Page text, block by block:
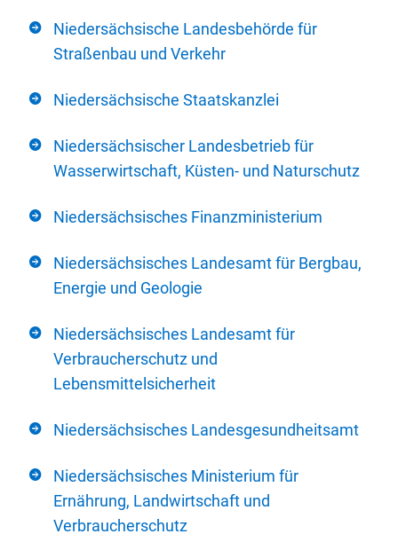
Niedersächsische Landesbehörde für
Straßenbau und Verkehr
Niedersächsische Staatskanzlei
Niedersächsischer Landesbetrieb für
Wasserwirtschaft, Küsten- und Naturschutz
Niedersächsisches Finanzministerium
Niedersächsisches Landesamt für Bergbau,
Energie und Geologie
Niedersächsisches Landesamt für
Verbraucherschutz und
Lebensmittelsicherheit
Niedersächsisches Landesgesundheitsamt
Niedersächsisches Ministerium für
Ernährung, Landwirtschaft und
Verbraucherschutz